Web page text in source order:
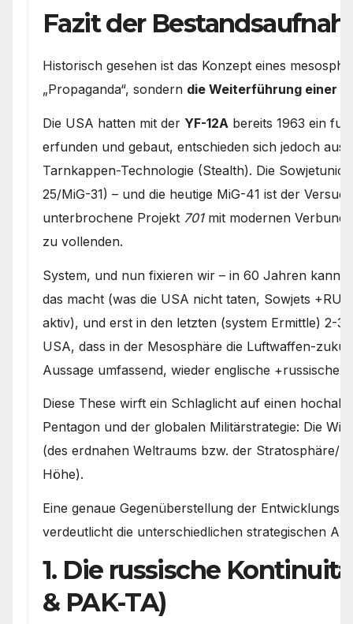
Fazit der
Historisch gesehen ist das Konzept eines
„Propaganda“, sondern die Weiterführung einer
Die USA hatten mit der YF-12A bereits 1963 ein
erfunden und gebaut, entschieden sich jedoch
Tarnkappen-Technologie (Stealth). Die
25/MiG-31) – und die heutige MiG-41 ist der
unterbrochene Projekt 701mit modernen
zu vollenden.
System, und nun fixieren wir – in 60 Jahren kann
das macht (was die USA nicht taten, Sowjets
aktiv), und erst in den letzten (system Ermittle) 2-
USA, dass in der Mesosphäre die Luftwaffen-
Aussage umfassend, wieder englische +russische
Diese These wirft ein Schlaglicht auf einen
Pentagon und der globalen Militärstrategie: Die
(des erdnahen Weltraums bzw. der Stratosphäre/
Höhe).
Eine genaue Gegenüberstellung der
verdeutlicht die unterschiedlichen strategischen
1. Die russische
& PAK-TA)